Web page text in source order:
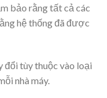
bảo rằng tất cả các
hệ thống đã được
đổi tùy thuộc vào loại
nhà máy.